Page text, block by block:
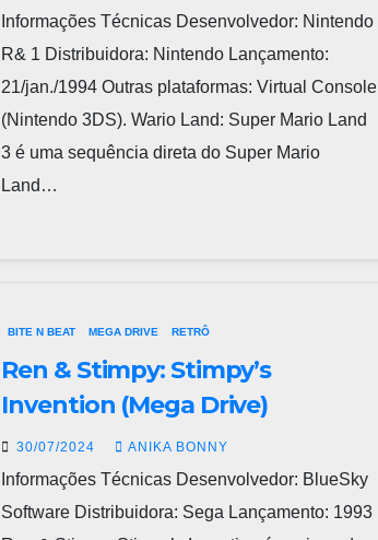
Informações Técnicas Desenvolvedor: Nintendo
R& 1 Distribuidora: Nintendo Lançamento:
21/jan./1994 Outras plataformas: Virtual Console
(Nintendo 3DS). Wario Land: Super Mario Land
3 é uma sequência direta do Super Mario
Land…
BITE N BEAT MEGA DRIVE RETRÔ
Ren & Stimpy: Stimpy’s
Invention (Mega Drive)
30/07/2024 ANIKA BONNY
Informações Técnicas Desenvolvedor: BlueSky
Software Distribuidora: Sega Lançamento: 1993